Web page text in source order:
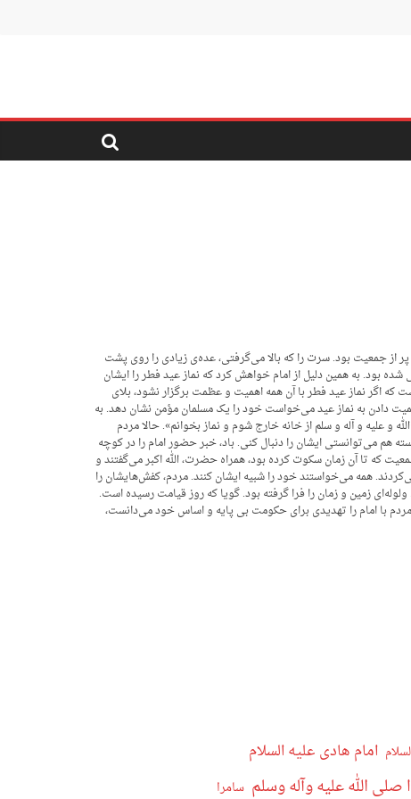
از جمعیت بود. سرت را که بالا می‌گرفتی، عده‌ی زیادی را روی پشت
بود. به همین دلیل از امام خواهش کرد که نماز عید فطر را ایشان
که اگر نماز عید فطر با آن همه اهمیت و عظمت برگزار نشود، بلای
دادن به نماز عید می‌خواست خود را یک مسلمان مؤمن نشان دهد. به
علیه و آله و سلم از خانه خارج شوم و نماز بخوانم». حالا مردم
می‌توانستی ایشان را دنبال کنی. باد، خبر حضور امام را در کوچه
که تا آن زمان سکوت کرده بود، همراه حضرت، الله اکبر می‌گفتند و
همه می‌خواستند خود را شبیه ایشان کنند. مردم، کفش‌هایشان را
ولوله‌ای زمین و زمان را فرا گرفته بود. گویا که روز قیامت رسیده است.
با امام را تهدیدی برای حکومت بی پایه و اساس خود می‌دانست،
امام هادی علیه السلام
الله علیه وآله وسلم سامرا